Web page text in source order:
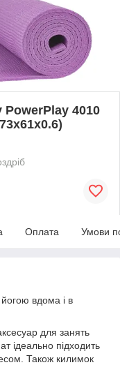
PowerPlay 4010
Оплата Умови
вдома і в
для занять
ідеально підходить
Також килимок